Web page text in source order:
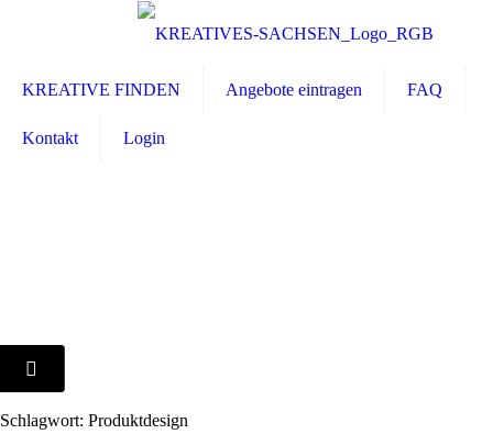
KREATIVE FINDEN Angebote eintragen FAQ
Kontakt Login
Schlagwort: Produktdesign